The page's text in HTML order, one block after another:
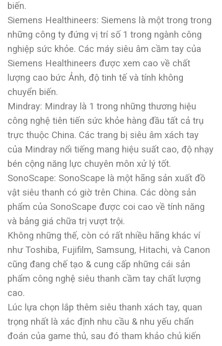
biến.
Siemens Healthineers: Siemens là một trong trong
những công ty đứng vị trí số 1 trong ngành công
nghiệp sức khỏe. Các máy siêu âm cầm tay của
Siemens Healthineers được xem cao về chất
lượng cao bức Ảnh, độ tinh tế và tính không
chuyển biến.
Mindray: Mindray là 1 trong những thương hiệu
công nghệ tiên tiến sức khỏe hàng đầu tất cả trụ
trực thuộc China. Các trang bị siêu âm xách tay
của Mindray nổi tiếng mang hiệu suất cao, độ nhạy
bén cộng năng lực chuyên môn xử lý tốt.
SonoScape: SonoScape là một hãng sản xuất đồ
vật siêu thanh có giờ trên China. Các dòng sản
phẩm của SonoScape được coi cao về tính năng
và bảng giá chữa trị vượt trội.
Không những thế, còn có rất nhiều hãng khác ví
như Toshiba, Fujifilm, Samsung, Hitachi, và Canon
cũng đang chế tạo & cung cấp những cái sản
phẩm công nghệ siêu thanh cầm tay chất lượng
cao.
Lúc lựa chọn lắp thêm siêu thanh xách tay, quan
trọng nhất là xác định nhu cầu & nhu yếu chẩn
đoán của game thủ, sau đó tham khảo chủ kiến